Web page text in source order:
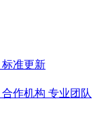
标准更新
合作机构 专业团队